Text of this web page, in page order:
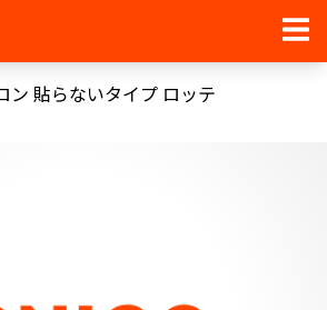
ン 貼らないタイプ ロッテ